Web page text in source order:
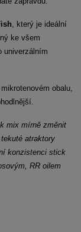
, který je ideální
ke všem
univerzálním
obalu,
mix mírně změnit
atraktory
konzistenci stick
RR oilem